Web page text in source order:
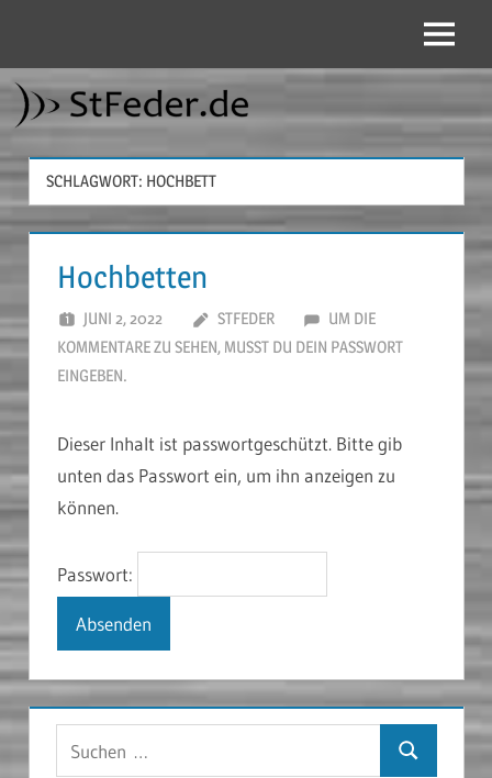
springen
Menü
SCHLAGWORT: HOCHBETT
Hochbetten
JUNI 2, 2022 STFEDER
UM DIE
KOMMENTARE ZU SEHEN, MUSST DU DEIN PASSWORT
EINGEBEN.
Dieser Inhalt ist passwortgeschützt. Bitte gib
unten das Passwort ein, um ihn anzeigen zu
können.
Passwort:
Suchen